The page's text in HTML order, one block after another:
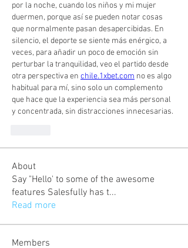
por la noche, cuando los niños y mi mujer
duermen, porque así se pueden notar cosas
que normalmente pasan desapercibidas. En
silencio, el deporte se siente más enérgico, a
veces, para añadir un poco de emoción sin
perturbar la tranquilidad, veo el partido desde
otra perspectiva en chile.1xbet.com no es algo
habitual para mí, sino solo un complemento
que hace que la experiencia sea más personal
y concentrada, sin distracciones innecesarias.
About
Say "Hello' to some of the awesome
features Salesfully has t...
Read more
Members